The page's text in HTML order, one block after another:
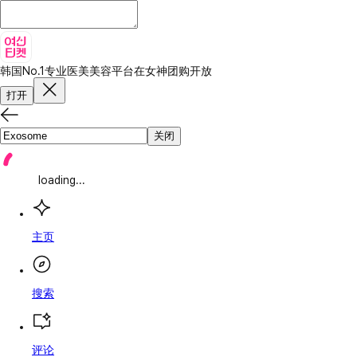
韩国No.1专业医美美容平台在女神团购开放
打开
关闭
loading...
主页
搜索
评论